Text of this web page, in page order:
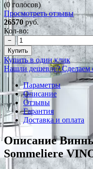
(0 голосов)
Просмотреть отзывы
26570руб.
Кол-во:
−
Купить
Купить в один клик
Нашли дешевле? Сделаем
Параметры
Описание
Отзывы
Гарантия
Доставка и оплата
Описание
Sommeliere